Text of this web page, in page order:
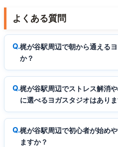
よくある質問
梶が谷駅周辺で朝から通える
か？
梶が谷駅周辺でストレス解消
に選べるヨガスタジオはあり
梶が谷駅周辺で初心者が始め
ますか？